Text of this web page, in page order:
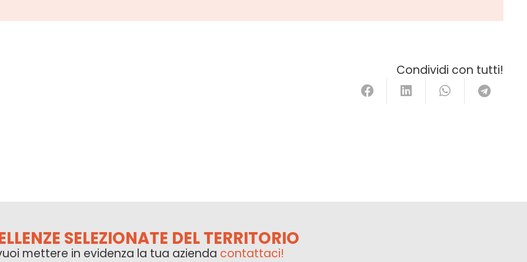
Condividi con tutti!
SELEZIONATE DEL TERRITORIO
mettere in evidenza la tua azienda contattaci!